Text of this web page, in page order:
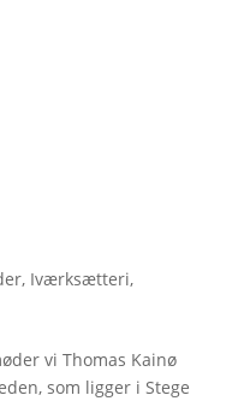
, Iværksætteri,
vi Thomas Kainø
som ligger i Stege